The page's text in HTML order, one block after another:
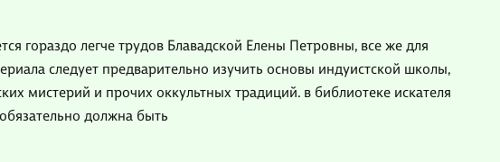
гораздо легче трудов Блавадской Елены Петровны, все же для
следует предварительно изучить основы индуистской школы,
мистерий и прочих оккультных традиций. в библиотеке искателя
должна быть